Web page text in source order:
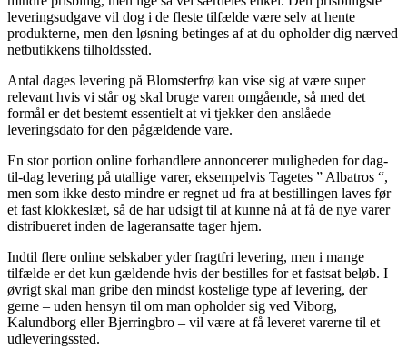
leveringsudgave vil dog i de fleste tilfælde være selv at hente
produkterne, men den løsning betinges af at du opholder dig nærved
netbutikkens tilholdssted.
Antal dages levering på Blomsterfrø kan vise sig at være super
relevant hvis vi står og skal bruge varen omgående, så med det
formål er det bestemt essentielt at vi tjekker den anslåede
leveringsdato for den pågældende vare.
En stor portion online forhandlere annoncerer muligheden for dag-
til-dag levering på utallige varer, eksempelvis Tagetes ” Albatros “,
men som ikke desto mindre er regnet ud fra at bestillingen laves før
et fast klokkeslæt, så de har udsigt til at kunne nå at få de nye varer
distribueret inden de lageransatte tager hjem.
Indtil flere online selskaber yder fragtfri levering, men i mange
tilfælde er det kun gældende hvis der bestilles for et fastsat beløb. I
øvrigt skal man gribe den mindst kostelige type af levering, der
gerne – uden hensyn til om man opholder sig ved Viborg,
Kalundborg eller Bjerringbro – vil være at få leveret varerne til et
udleveringssted.